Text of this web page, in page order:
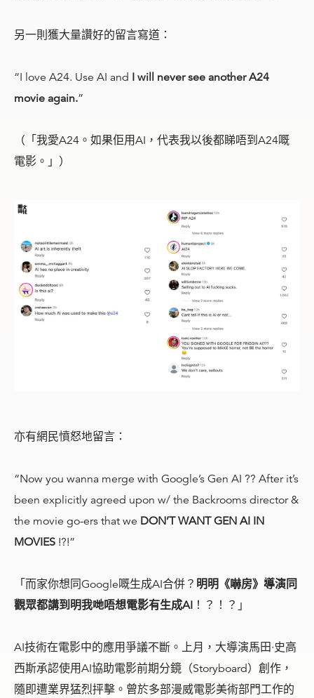
另一則獲大量讚好的留言寫道：
“I love A24. Use AI and I will never see another A24
movie again.”
（「我愛A24。如果佢用AI，代表我以後都睇唔到A24嘅
電影。」）
亦有網民憤怒地留言：
“Now you wanna merge with Google’s Gen AI ?? After it’s
been explicitly agreed upon w/ the Backrooms director &
the movie go-ers that we DON’T WANT GEN AI IN
MOVIES !?!”
「而家你想同Google嘅生成AI合併？ 明明《嚇房》導演同
觀眾都講到明我哋唔想電影有生成AI ！？！？」
AI技術在電影中的應用爭議不斷。上月，大導演馬田·史高
西斯承認使用AI協助電影前期分鏡（Storyboard）創作，
隨即遭業界猛烈抨擊。曾於多部漫威電影美術部門工作的